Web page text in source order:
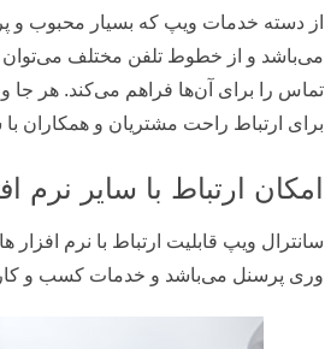
از دسته خدمات ویپ که بسیار محبوب
می‌باشد و از خطوط تلفن مختلف می‌توان
تماس را برای آن‌ها فراهم می‌کند. هر
برای ارتباط راحت مشتریان و همکاران
امکان ارتباط با سایر
وری پرسنل می‌باشد و خدمات کسب و کار